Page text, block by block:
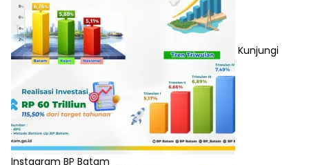
Kunjungi
Instagram BP Batam